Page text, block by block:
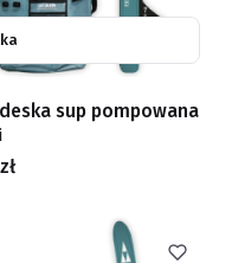
sup pompowana